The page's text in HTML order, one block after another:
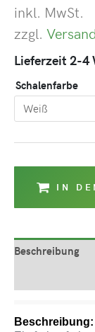
inkl. MwSt.
zzgl.
Lieferzeit 2-4
Schalenfarbe
IN
Beschreibung
Beschreibung: